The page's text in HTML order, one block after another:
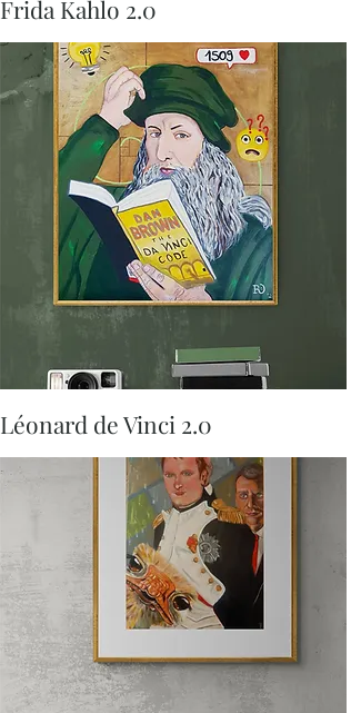
Frida Kahlo 2.0
Aperçu rapide
Léonard de Vinci 2.0